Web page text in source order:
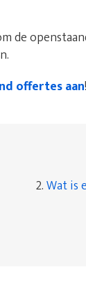
de
offertes aan!
2.Wat is